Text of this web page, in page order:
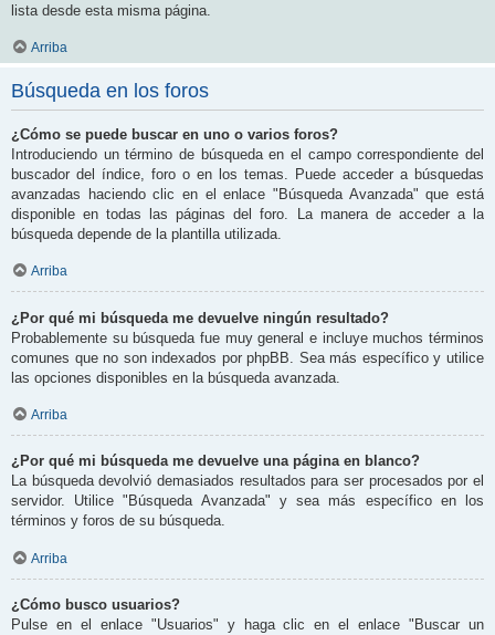
lista desde esta misma página.
Arriba
Búsqueda en los foros
¿Cómo se puede buscar en uno o varios foros?
Introduciendo un término de búsqueda en el campo correspondiente del
buscador del índice, foro o en los temas. Puede acceder a búsquedas
avanzadas haciendo clic en el enlace "Búsqueda Avanzada" que está
disponible en todas las páginas del foro. La manera de acceder a la
búsqueda depende de la plantilla utilizada.
Arriba
¿Por qué mi búsqueda me devuelve ningún resultado?
Probablemente su búsqueda fue muy general e incluye muchos términos
comunes que no son indexados por phpBB. Sea más específico y utilice
las opciones disponibles en la búsqueda avanzada.
Arriba
¿Por qué mi búsqueda me devuelve una página en blanco?
La búsqueda devolvió demasiados resultados para ser procesados por el
servidor. Utilice "Búsqueda Avanzada" y sea más específico en los
términos y foros de su búsqueda.
Arriba
¿Cómo busco usuarios?
Pulse en el enlace "Usuarios" y haga clic en el enlace "Buscar un